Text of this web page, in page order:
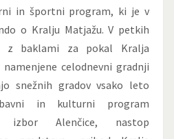
in športni program, ki je v
o Kralju Matjažu. V petkih
z baklami za pokal Kralja
celodnevni gradnji
snežnih gradov vsako leto
in kulturni program
izbor Alenčice, nastop